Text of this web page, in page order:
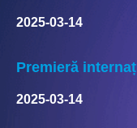
2025-03-14
Premieră
2025-03-14